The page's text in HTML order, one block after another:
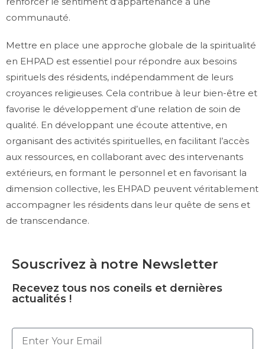
communauté.
Mettre en place une approche globale de la spiritualité
en EHPAD est essentiel pour répondre aux besoins
spirituels des résidents, indépendamment de leurs
croyances religieuses. Cela contribue à leur bien-être et
favorise le développement d’une relation de soin de
qualité. En développant une écoute attentive, en
organisant des activités spirituelles, en facilitant l’accès
aux ressources, en collaborant avec des intervenants
extérieurs, en formant le personnel et en favorisant la
dimension collective, les EHPAD peuvent véritablement
accompagner les résidents dans leur quête de sens et
de transcendance.
Souscrivez à notre Newsletter
Recevez tous nos coneils et dernières
actualités !